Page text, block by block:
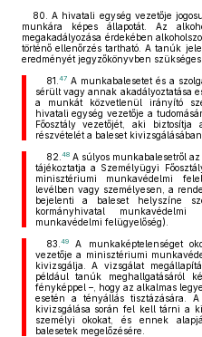
80. A hivatali egység vezetője
munkára képes állapotát. Az
megakadályozása érdekében
történő ellenőrzés tartható. A tanúk
eredményét jegyzőkönyvben
81. 47A munkabalesetet és a
sérült vagy annak akadályoztatása
a munkát közvetlenül irányító
hivatali egység vezetője a
Főosztály vezetőjét, aki
részvételét a baleset
82. 48A súlyos munkabalesetről
tájékoztatja a Személyügyi
minisztériumi munkavédelmi
levélben vagy személyesen, a
bejelenti a baleset helyszíne
kormányhivatal munkavédelmi
munkavédelmi felügyelőség).
83. 49A munkaképtelenséget
vezetője a minisztériumi
kivizsgálja. A vizsgálat
például tanúk meghallgatásáról
fényképpel –, hogy az alkalmas
esetén a tényállás tisztázására.
kivizsgálása során fel kell tárni a
személyi okokat, és ennek
balesetek megelőzésére.